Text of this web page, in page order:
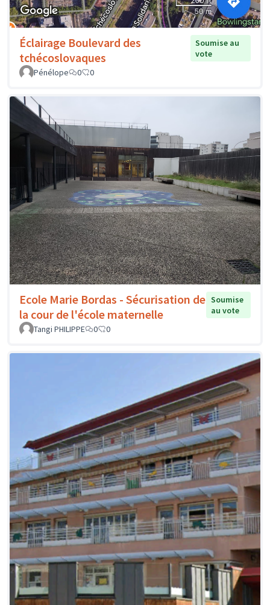
Éclairage Boulevard des
tchécoslovaques
Soumise au
vote
Pénélope
0 0
Ecole Marie Bordas - Sécurisation de
la cour de l'école maternelle
Soumise
au vote
Tangi PHILIPPE
0 0